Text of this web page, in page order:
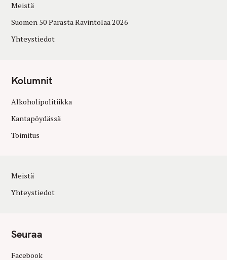
Meistä
Suomen 50 Parasta Ravintolaa 2026
Yhteystiedot
Kolumnit
Alkoholipolitiikka
Kantapöydässä
Toimitus
Meistä
Yhteystiedot
Seuraa
Facebook